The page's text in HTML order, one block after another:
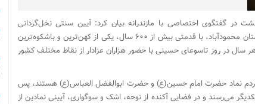
در گفتگوی اختصاصی با مازندرانه بیان کرد: آیین سنتی نخل‌گردانی
منطقه اورطشت از توابع بخش سرخرود شهرستان محمودآباد، با قدمتی بیش از ۶۰۰ سال، یکی از کهن‌ترین و باشکوه‌ترین
سال در روز تاسوعای حسینی با حضور هزاران عزادار از نقاط مختلف کشور
۲ نخل که در باور مردم نماد حضرت امام حسین(ع) و حضرت ابوالفضل العباس(ع) هستند، پس
می‌رسند و در فضایی آکنده از نوحه، اشک و سوگواری، آیینی نمادین از